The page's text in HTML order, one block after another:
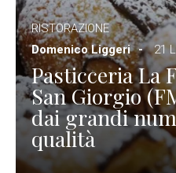
RISTORAZIONE
Domenico Liggeri
21
Pasticceria La
San Giorgio
dai grandi
qualità